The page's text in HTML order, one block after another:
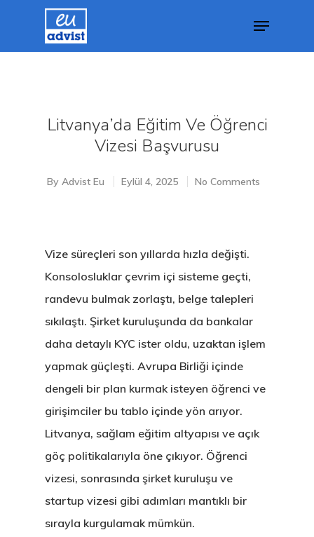
Litvanya’da Eğitim Ve Öğrenci
Vizesi Başvurusu
By Advist Eu Eylül 4, 2025 No Comments
Vize süreçleri son yıllarda hızla değişti.
Konsolosluklar çevrim içi sisteme geçti,
randevu bulmak zorlaştı, belge talepleri
sıkılaştı. Şirket kuruluşunda da bankalar
daha detaylı KYC ister oldu, uzaktan işlem
yapmak güçleşti. Avrupa Birliği içinde
dengeli bir plan kurmak isteyen öğrenci ve
girişimciler bu tablo içinde yön arıyor.
Litvanya, sağlam eğitim altyapısı ve açık
göç politikalarıyla öne çıkıyor. Öğrenci
vizesi, sonrasında şirket kuruluşu ve
startup vizesi gibi adımları mantıklı bir
sırayla kurgulamak mümkün.